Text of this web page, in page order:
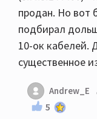
продан. Но вот
подбирал
10-ок кабелей.
существенное
Andrew_E
5